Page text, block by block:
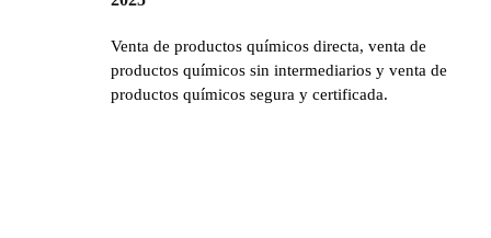
Venta de productos químicos directa, venta de
productos químicos sin intermediarios y venta de
productos químicos segura y certificada.